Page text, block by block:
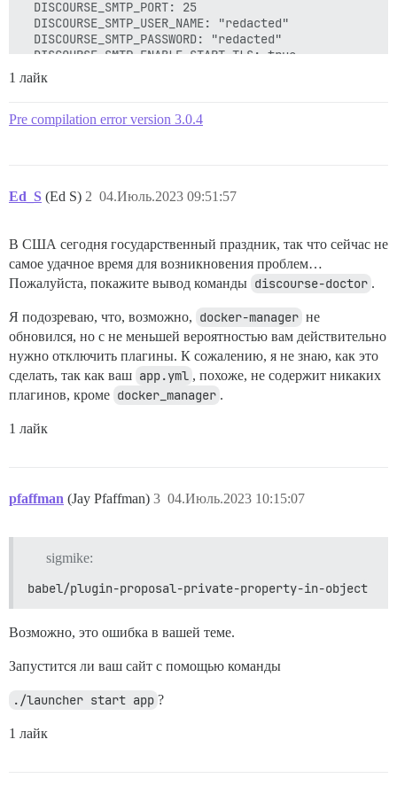
  DISCOURSE_SMTP_PORT: 25
  DISCOURSE_SMTP_USER_NAME: "redacted"
  DISCOURSE_SMTP_PASSWORD: "redacted"
  DISCOURSE_SMTP_ENABLE_START_TLS: true
  LETSENCRYPT_ACCOUNT_EMAIL: "redacted"
  DISCOURSE_MAXMIND_LICENSE_KEY: "redacted"
  - volume:
hooks:
  after_code:
    - exec:
        cmd:
          - mkdir -p plugins
- git clone https://github.com/discourse/
run:
  - exec: echo "Начало пользовательских команд"
  - exec: echo "Конец пользовательских команд"
1 лайк
Pre compilation error version 3.0.4
Ed_S (Ed S) 04.Июль.2023 09:51:57
2
В США сегодня государственный праздник, так что сейчас не
самое удачное время для возникновения проблем…
Пожалуйста, покажите вывод команды discourse-doctor .
Я подозреваю, что, возможно, docker-manager не
обновился, но с не меньшей вероятностью вам действительно
нужно отключить плагины. К сожалению, я не знаю, как это
сделать, так как ваш app.yml , похоже, не содержит никаких
плагинов, кроме docker_manager .
1 лайк
pfaffman (Jay Pfaffman) 04.Июль.2023 10:15:07
3
sigmike:
babel/plugin-proposal-private-property-in-object
Возможно, это ошибка в вашей теме.
Запустится ли ваш сайт с помощью команды
./launcher start app ?
1 лайк